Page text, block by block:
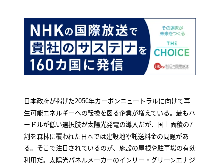
日本政府が掲げた2050年カーボンニュートラルに向けて再
生可能エネルギーへの転換を図る企業が増えている。最もハ
ードルが低い選択肢が太陽光発電の導入だが、国土面積の7
割を森林に覆われた日本では建設地や託送料金の問題があ
る。そこで注目されているのが、施設の屋根や駐車場の有効
利用だ。太陽光パネルメーカーのインリー・グリーンエナジ